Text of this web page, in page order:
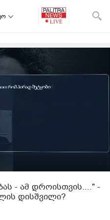
- ამ დროისთვის...." -
დისშვილი?